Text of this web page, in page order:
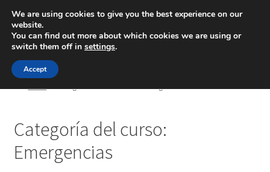
Inicio
Ingeniería
Categoría del curso:
Emergencias
We are using cookies to give you the best experience on our
website.
You can find out more about which cookies we are using or
switch them off in settings.
Accept